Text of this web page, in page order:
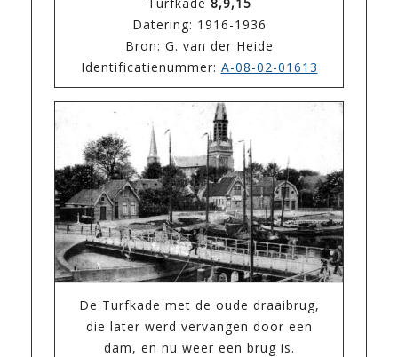
Turfkade 8,9,15
Datering: 1916-1936
Bron: G. van der Heide
Identificatienummer: A-08-02-01613
De Turfkade met de oude draaibrug,
die later werd vervangen door een
dam, en nu weer een brug is.